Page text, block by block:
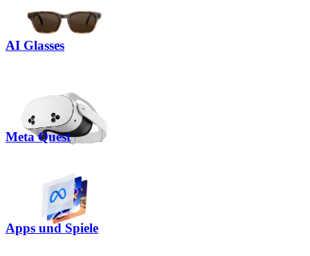
AI Glasses
Meta Quest
Apps und Spiele